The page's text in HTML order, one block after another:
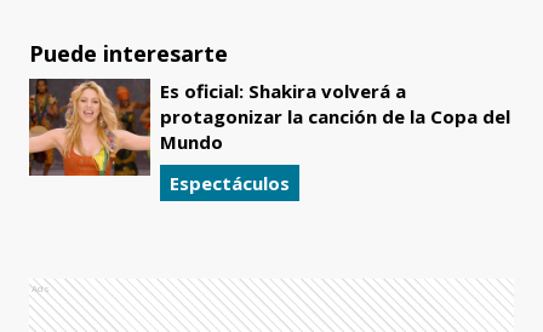
Puede interesarte
Es oficial: Shakira volverá a
protagonizar la canción de la Copa del
Mundo
Espectáculos
Ads